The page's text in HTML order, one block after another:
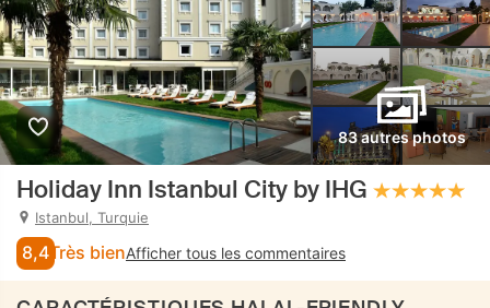
83 autres photos
Holiday Inn Istanbul City by IHG
Istanbul, Turquie
8,4 Très bienAfficher tous les commentaires